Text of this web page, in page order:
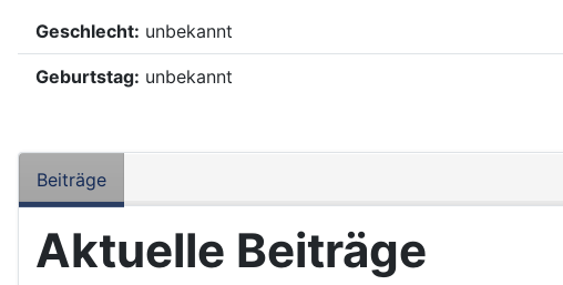
Geschlecht: unbekannt
Geburtstag: unbekannt
Beiträge
Aktuelle Beiträge